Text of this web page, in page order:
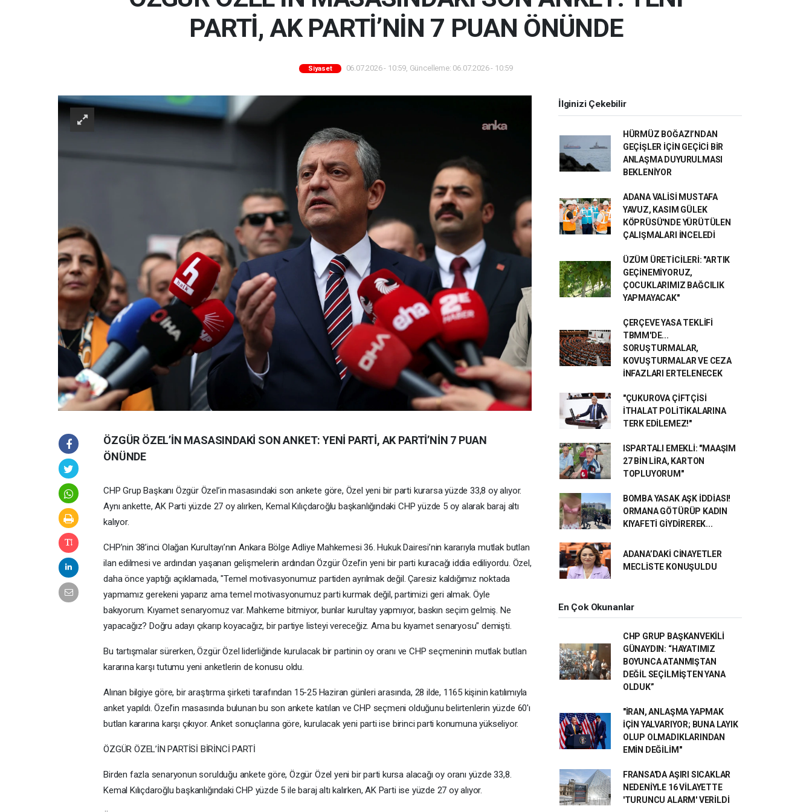
PARTİ, AK PARTİ’NİN 7 PUAN ÖNÜNDE
Siyaset 06.07.2026 - 10:59, Güncelleme: 06.07.2026 - 10:59
ÖZGÜR ÖZEL’İN MASASINDAKİ SON ANKET: YENİ PARTİ, AK PARTİ’NİN 7 PUAN
ÖNÜNDE
CHP Grup Başkanı Özgür Özel’in masasındaki son ankete göre, Özel yeni bir parti kurarsa yüzde 33,8 oy alıyor.
Aynı ankette, AK Parti yüzde 27 oy alırken, Kemal Kılıçdaroğlu başkanlığındaki CHP yüzde 5 oy alarak baraj altı
kalıyor.
CHP’nin 38’inci Olağan Kurultayı’nın Ankara Bölge Adliye Mahkemesi 36. Hukuk Dairesi’nin kararıyla mutlak butlan
ilan edilmesi ve ardından yaşanan gelişmelerin ardından Özgür Özel’in yeni bir parti kuracağı iddia ediliyordu. Özel,
daha önce yaptığı açıklamada, "Temel motivasyonumuz partiden ayrılmak değil. Çaresiz kaldığımız noktada
yapmamız gerekeni yaparız ama temel motivasyonumuz parti kurmak değil, partimizi geri almak. Öyle
bakıyorum. Kıyamet senaryomuz var. Mahkeme bitmiyor, bunlar kurultay yapmıyor, baskın seçim gelmiş. Ne
yapacağız? Doğru adayı çıkarıp koyacağız, bir partiye listeyi vereceğiz. Ama bu kıyamet senaryosu" demişti.
Bu tartışmalar sürerken, Özgür Özel liderliğinde kurulacak bir partinin oy oranı ve CHP seçmeninin mutlak butlan
kararına karşı tutumu yeni anketlerin de konusu oldu.
Alınan bilgiye göre, bir araştırma şirketi tarafından 15-25 Haziran günleri arasında, 28 ilde, 1165 kişinin katılımıyla
anket yapıldı. Özel’in masasında bulunan bu son ankete katılan ve CHP seçmeni olduğunu belirtenlerin yüzde 60'ı
butlan kararına karşı çıkıyor. Anket sonuçlarına göre, kurulacak yeni parti ise birinci parti konumuna yükseliyor.
ÖZGÜR ÖZEL’İN PARTİSİ BİRİNCİ PARTİ
Birden fazla senaryonun sorulduğu ankete göre, Özgür Özel yeni bir parti kursa alacağı oy oranı yüzde 33,8.
Kemal Kılıçdaroğlu başkanlığındaki CHP yüzde 5 ile baraj altı kalırken, AK Parti ise yüzde 27 oy alıyor.
İlginizi Çekebilir
HÜRMÜZ BOĞAZI’NDAN
GEÇİŞLER İÇİN GEÇİCİ BİR
ANLAŞMA DUYURULMASI
BEKLENİYOR
ADANA VALİSİ MUSTAFA
YAVUZ, KASIM GÜLEK
KÖPRÜSÜ'NDE YÜRÜTÜLEN
ÇALIŞMALARI İNCELEDİ
ÜZÜM ÜRETİCİLERİ: "ARTIK
GEÇİNEMİYORUZ,
ÇOCUKLARIMIZ BAĞCILIK
YAPMAYACAK"
ÇERÇEVE YASA TEKLİFİ
TBMM'DE...
SORUŞTURMALAR,
KOVUŞTURMALAR VE CEZA
İNFAZLARI ERTELENECEK
"ÇUKUROVA ÇİFTÇİSİ
İTHALAT POLİTİKALARINA
TERK EDİLEMEZ!"
ISPARTALI EMEKLİ: "MAAŞIM
27 BİN LİRA, KARTON
TOPLUYORUM"
BOMBA YASAK AŞK İDDİASI!
ORMANA GÖTÜRÜP KADIN
KIYAFETİ GİYDİREREK...
ADANA’DAKİ CİNAYETLER
MECLİSTE KONUŞULDU
En Çok Okunanlar
CHP GRUP BAŞKANVEKİLİ
GÜNAYDIN: “HAYATIMIZ
BOYUNCA ATANMIŞTAN
DEĞİL SEÇİLMİŞTEN YANA
OLDUK”
"İRAN, ANLAŞMA YAPMAK
İÇİN YALVARIYOR; BUNA LAYIK
OLUP OLMADIKLARINDAN
EMİN DEĞİLİM"
FRANSA'DA AŞIRI SICAKLAR
NEDENİYLE 16 VİLAYETTE
'TURUNCU ALARM' VERİLDİ